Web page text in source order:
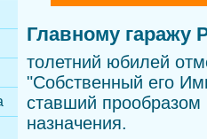
Главному гаражу
толетний юбилей
"Собственный его
ставший прообразом
назначения.